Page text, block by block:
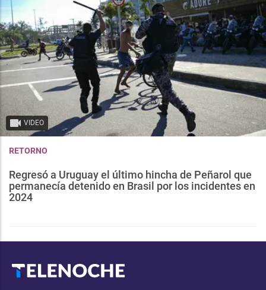
VIDEO
RETORNO
Regresó a Uruguay el último hincha de Peñarol que
permanecía detenido en Brasil por los incidentes en
2024